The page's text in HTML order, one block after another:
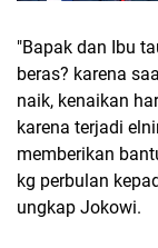
"Bapak dan Ibu
beras? karena
naik, kenaikan
karena terjadi
memberikan
kg perbulan
ungkap Jokowi.